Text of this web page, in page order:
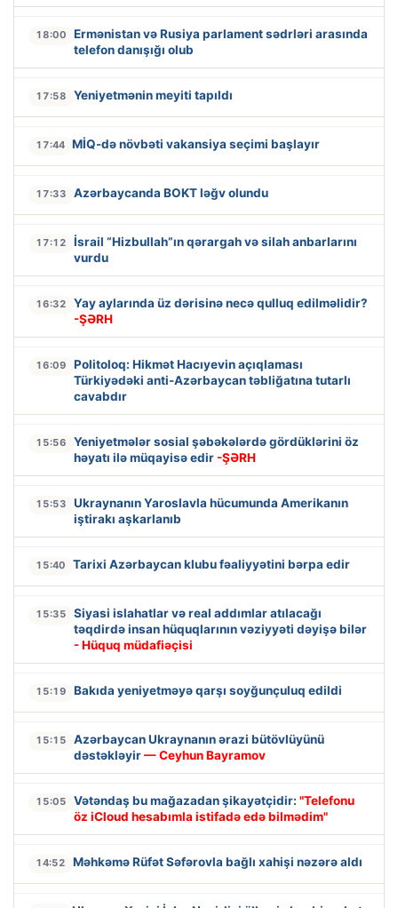
18:00
Ermənistan və Rusiya parlament sədrləri arasında
telefon danışığı olub
17:58 Yeniyetmənin meyiti tapıldı
17:44 MİQ-də növbəti vakansiya seçimi başlayır
17:33 Azərbaycanda BOKT ləğv olundu
17:12
İsrail “Hizbullah”ın qərargah və silah anbarlarını
vurdu
16:32
Yay aylarında üz dərisinə necə qulluq edilməlidir?
-ŞƏRH
16:09
Politoloq: Hikmət Hacıyevin açıqlaması
Türkiyədəki anti-Azərbaycan təbliğatına tutarlı
cavabdır
15:56
Yeniyetmələr sosial şəbəkələrdə gördüklərini öz
həyatı ilə müqayisə edir -ŞƏRH
15:53
Ukraynanın Yaroslavla hücumunda Amerikanın
iştirakı aşkarlanıb
15:40 Tarixi Azərbaycan klubu fəaliyyətini bərpa edir
15:35
Siyasi islahatlar və real addımlar atılacağı
təqdirdə insan hüquqlarının vəziyyəti dəyişə bilər
- Hüquq müdafiəçisi
15:19 Bakıda yeniyetməyə qarşı soyğunçuluq edildi
15:15
Azərbaycan Ukraynanın ərazi bütövlüyünü
dəstəkləyir— Ceyhun Bayramov
15:05 Vətəndaş bu mağazadan şikayətçidir: "Telefonu
öz iCloud hesabımla istifadə edə bilmədim"
14:52 Məhkəmə Rüfət Səfərovla bağlı xahişi nəzərə aldı